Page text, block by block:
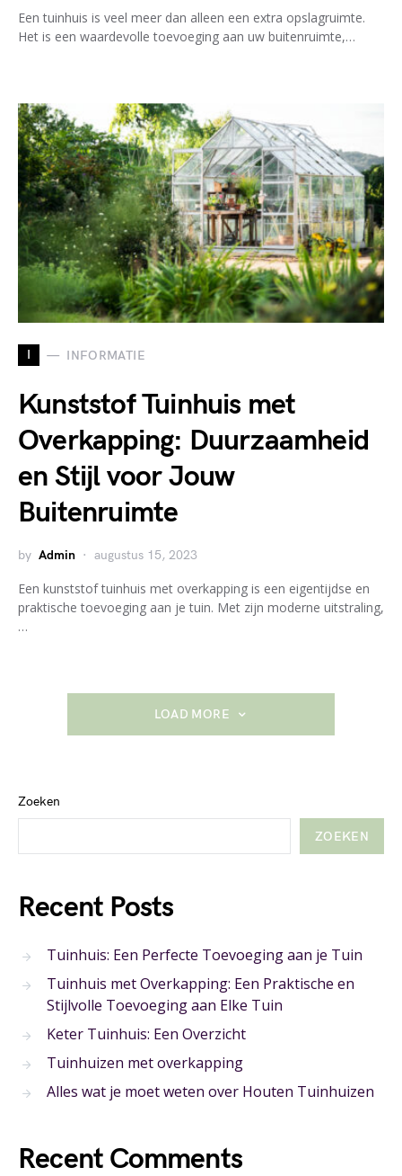
Een tuinhuis is veel meer dan alleen een extra opslagruimte.
Het is een waardevolle toevoeging aan uw buitenruimte,…
I INFORMATIE
Kunststof Tuinhuis met
Overkapping: Duurzaamheid
en Stijl voor Jouw
Buitenruimte
by Admin augustus 15, 2023
Een kunststof tuinhuis met overkapping is een eigentijdse en
praktische toevoeging aan je tuin. Met zijn moderne uitstraling,
…
LOAD MORE
Zoeken
ZOEKEN
Recent Posts
Tuinhuis: Een Perfecte Toevoeging aan je Tuin
Tuinhuis met Overkapping: Een Praktische en
Stijlvolle Toevoeging aan Elke Tuin
Keter Tuinhuis: Een Overzicht
Tuinhuizen met overkapping
Alles wat je moet weten over Houten Tuinhuizen
Recent Comments